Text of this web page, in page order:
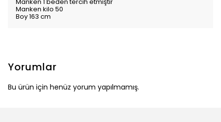
Manken 1 beden tercih etmiştir
Manken kilo 50
Boy 163 cm
Yorumlar
Bu ürün için henüz yorum yapılmamış.